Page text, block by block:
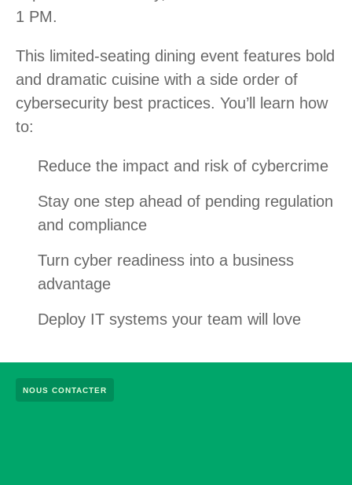
1 PM.
This limited-seating dining event features bold
and dramatic cuisine with a side order of
cybersecurity best practices. You’ll learn how
to:
Reduce the impact and risk of cybercrime
Stay one step ahead of pending regulation
and compliance
Turn cyber readiness into a business
advantage
Deploy IT systems your team will love
NOUS CONTACTER